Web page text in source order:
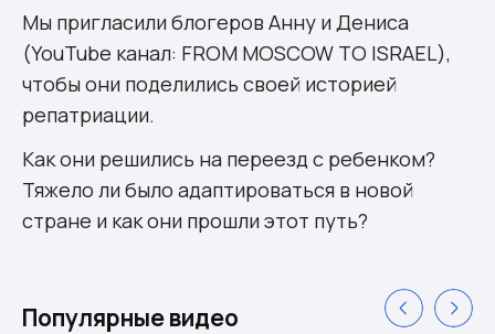
Мы пригласили блогеров Анну и Дениса
(YouTube канал: FROM MOSCOW TO ISRAEL),
чтобы они поделились своей историей
репатриации.
Как они решились на переезд с ребенком?
Тяжело ли было адаптироваться в новой
стране и как они прошли этот путь?
Популярные видео